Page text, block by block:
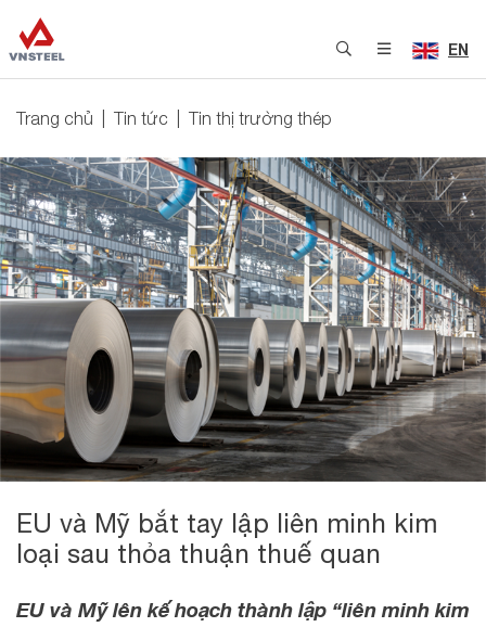
EN
Trang chủ Tin tức Tin thị trường thép
EU và Mỹ bắt tay lập liên minh kim
loại sau thỏa thuận thuế quan
EU và Mỹ lên kế hoạch thành lập “liên minh kim